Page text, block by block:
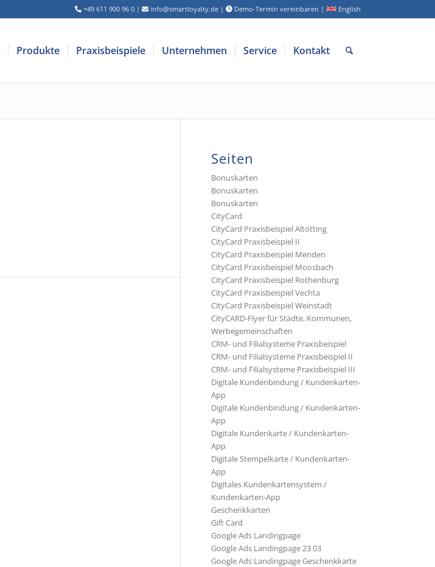
+49 611 900 96 0 | info@smartloyalty.de | Demo-Termin vereinbaren | English
Produkte Praxisbeispiele Unternehmen Service Kontakt
Seiten
Bonuskarten
Bonuskarten
Bonuskarten
CityCard
CityCard Praxisbeispiel Altötting
CityCard Praxisbeispiel II
CityCard Praxisbeispiel Menden
CityCard Praxisbeispiel Moosbach
CityCard Praxisbeispiel Rothenburg
CityCard Praxisbeispiel Vechta
CityCard Praxisbeispiel Weinstadt
CityCARD-Flyer für Städte, Kommunen,
Werbegemeinschaften
CRM- und Filialsysteme Praxisbeispiel
CRM- und Filialsysteme Praxisbeispiel II
CRM- und Filialsysteme Praxisbeispiel III
Digitale Kundenbindung / Kundenkarten-
App
Digitale Kundenbindung / Kundenkarten-
App
Digitale Kundenkarte / Kundenkarten-
App
Digitale Stempelkarte / Kundenkarten-
App
Digitales Kundenkartensystem /
Kundenkarten-App
Geschenkkarten
Gift Card
Google Ads Landingpage
Google Ads Landingpage 23 03
Google Ads Landingpage Geschenkkarte